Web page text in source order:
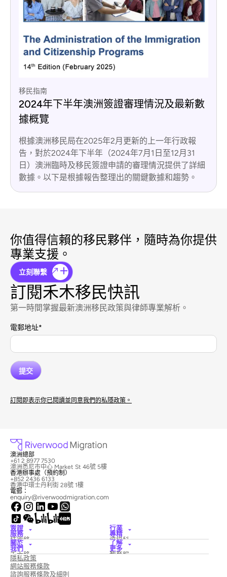
移民指南
2024年下半年澳洲簽證審理情況及最新數
據概覽
根據澳洲移民局在2025年2月更新的上一年行政報
告，對於2024年下半年（2024年7月1日至12月31
日）澳洲臨時及移民簽證申請的審理情況提供了詳細
數據。以下是根據報告整理出的關鍵數據和趨勢。
你值得信賴的移民夥伴，隨時為你提供
專業支援。
立刻聯繫
訂閱禾木移民快訊
第一時間掌握最新澳洲移民政策與律師專業解析。
電郵地址*
訂閱即表示你已閱讀並同意我們的私隱政策。
澳洲總部
+61 2 8977 7530
澳洲悉尼市中心 Market St 46號 5樓
香港辦事處（預約制）
+852 2436 6133
香港中環士丹利街 28號 1樓
電郵：
enquiry@riverwoodmigration.com
簽證
服務
技術移
民簽證
僱主擔
保簽證
國家創
新簽證
行業
專精
資訊科
技
酒店與
關於
我們
禾木移
民律師
事務所
新聞與
了解
更多
教育服
隱私政策
網站服務條款
諮詢服務條款及細則